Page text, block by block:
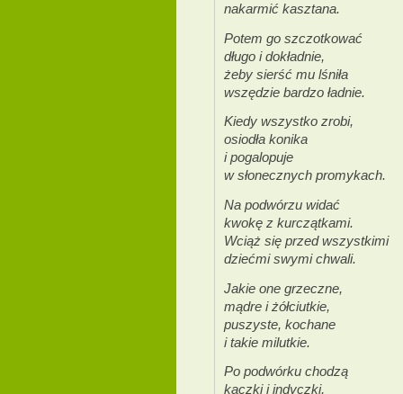
nakarmić kasztana.
Potem go szczotkować
długo i dokładnie,
żeby sierść mu lśniła
wszędzie bardzo ładnie.
Kiedy wszystko zrobi,
osiodła konika
i pogalopuje
w słonecznych promykach.
Na podwórzu widać
kwokę z kurczątkami.
Wciąż się przed wszystkimi
dziećmi swymi chwali.
Jakie one grzeczne,
mądre i żółciutkie,
puszyste, kochane
i takie milutkie.
Po podwórku chodzą
kaczki i indyczki,